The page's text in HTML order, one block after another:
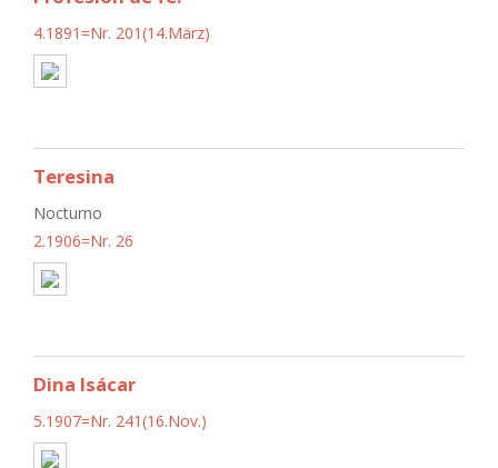
4.1891=Nr. 201(14.März)
Teresina
Nocturno
2.1906=Nr. 26
Dina Isácar
5.1907=Nr. 241(16.Nov.)